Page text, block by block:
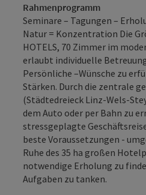
Rahmenprogramm
Seminare – Tagungen –
Natur = Konzentration Die
HOTELS, 70 Zimmer im
erlaubt individuelle
Persönliche –Wünsche zu
Stärken. Durch die zentrale
(Städtedreieck Linz-Wels-
dem Auto oder per Bahn zu
stressgeplagte
beste Voraussetzungen -
Ruhe des 35 ha großen
notwendige Erholung zu
Aufgaben zu tanken.